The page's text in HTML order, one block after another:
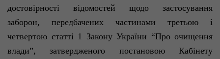
достовірності відомостей щодо застосування
заборон, передбачених частинами третьою і
четвертою статті 1 Закону України “Про очищення
влади”, затвердженого постановою Кабінету